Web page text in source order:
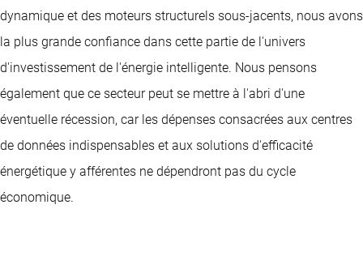
dynamique et des moteurs structurels sous-jacents, nous avons
la plus grande confiance dans cette partie de l'univers
d'investissement de l'énergie intelligente. Nous pensons
également que ce secteur peut se mettre à l'abri d'une
éventuelle récession, car les dépenses consacrées aux centres
de données indispensables et aux solutions d'efficacité
énergétique y afférentes ne dépendront pas du cycle
économique.